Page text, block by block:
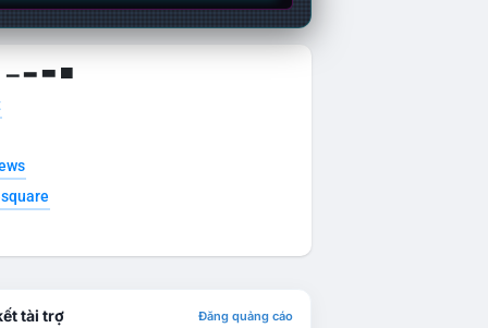
▁ ▂ ▃ ▄
tài trợ Đăng quảng cáo